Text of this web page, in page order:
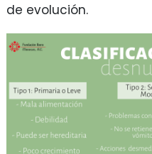
de evolución.